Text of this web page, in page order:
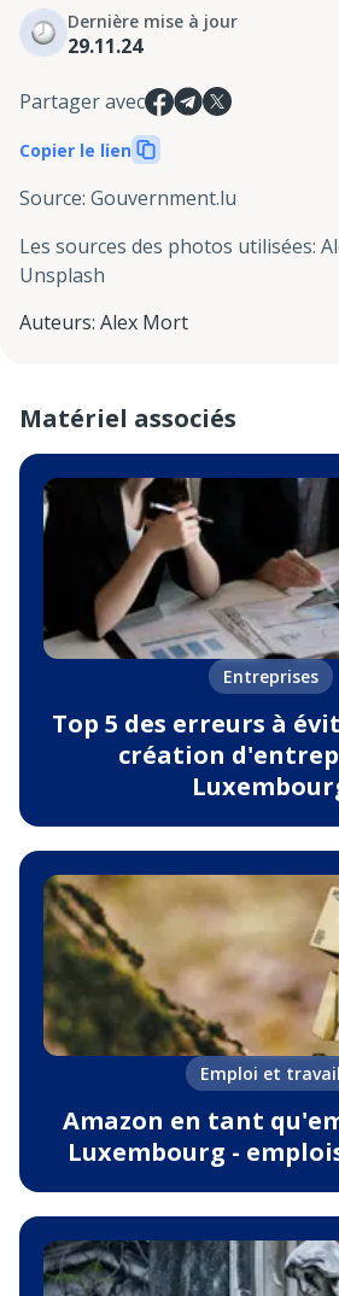
Dernière mise à jour
29.11.24
Partager avec
Copier le lien
Source: Gouvernment.lu
Les sources des photos utilisées:
Unsplash
Auteurs: Alex Mort
Matériel associés
Entreprises
Top 5 des erreurs à
création
Emploi et travail
Amazon en tant
Luxembourg -